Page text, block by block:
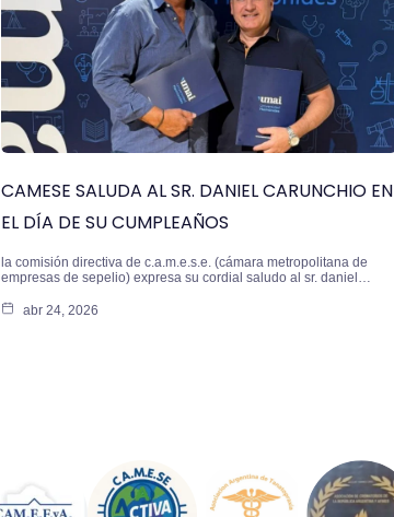
CAMESE SALUDA AL SR. DANIEL CARUNCHIO EN
EL DÍA DE SU CUMPLEAÑOS
la comisión directiva de c.a.m.e.s.e. (cámara metropolitana de
empresas de sepelio) expresa su cordial saludo al sr. daniel…
abr 24, 2026